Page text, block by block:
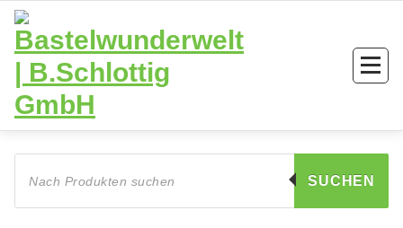
Zum
Inhalt
springen
Products
search
SUCHEN